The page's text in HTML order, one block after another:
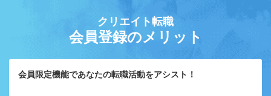
クリエイト転職
会員登録のメリット
会員限定機能であなたの転職活動をアシスト！